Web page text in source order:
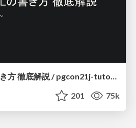
実際に使うSQLの書き方 徹底解説 / pgcon21j-tutorial
201 75k